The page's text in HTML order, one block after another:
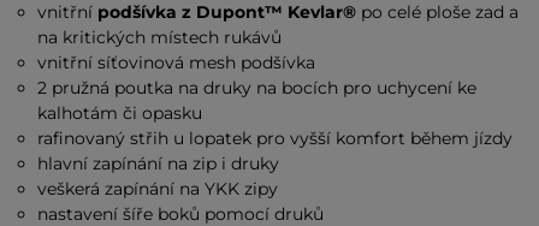
vnitřní podšívka z Dupont™ Kevlar® po celé ploše zad a
na kritických místech rukávů
vnitřní síťovinová mesh podšívka
2 pružná poutka na druky na bocích pro uchycení ke
kalhotám či opasku
rafinovaný střih u lopatek pro vyšší komfort během jízdy
hlavní zapínání na zip i druky
veškerá zapínání na YKK zipy
nastavení šíře boků pomocí druků